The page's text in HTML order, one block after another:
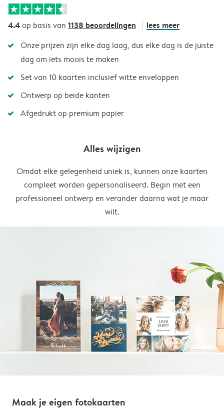
4.4op basis van 1138 beoordelingen lees meer
Onze prijzen zijn elke dag laag, dus elke dag is de juiste
dag om iets moois te maken
Set van 10 kaarten inclusief witte enveloppen
Ontwerp op beide kanten
Afgedrukt op premium papier
Alles wijzigen
Omdat elke gelegenheid uniek is, kunnen onze kaarten
compleet worden gepersonaliseerd. Begin met een
professioneel ontwerp en verander daarna wat je maar
wilt.
Maak je eigen fotokaarten